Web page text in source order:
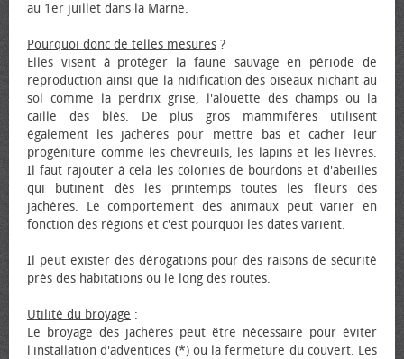
au 1er juillet dans la Marne.
Pourquoi donc de telles mesures ?
Elles visent à protéger la faune sauvage en période de
reproduction ainsi que la nidification des oiseaux nichant au
sol comme la perdrix grise, l'alouette des champs ou la
caille des blés. De plus gros mammifères utilisent
également les jachères pour mettre bas et cacher leur
progéniture comme les chevreuils, les lapins et les lièvres.
Il faut rajouter à cela les colonies de bourdons et d'abeilles
qui butinent dès les printemps toutes les fleurs des
jachères. Le comportement des animaux peut varier en
fonction des régions et c'est pourquoi les dates varient.
Il peut exister des dérogations pour des raisons de sécurité
près des habitations ou le long des routes.
Utilité du broyage :
Le broyage des jachères peut être nécessaire pour éviter
l'installation d'adventices (*) ou la fermeture du couvert. Les